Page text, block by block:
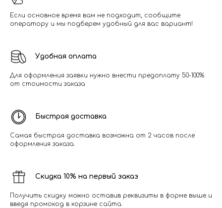
Если основное время вам не подходит, сообщите
оператору и мы подберем удобный для вас вариант!
Удобная оплата
Для оформления заявки нужно внести предоплату 50-100%
от стоимости заказа
Быстрая доставка
Самая быстрая доставка возможна от 2 часов после
оформления заказа.
Скидка 10% на первый заказ
Получить скидку можно оставив реквизиты в форме выше и
введя промокод в корзине сайта.